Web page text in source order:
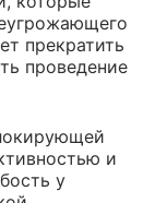
прекратить
проведение
и
у